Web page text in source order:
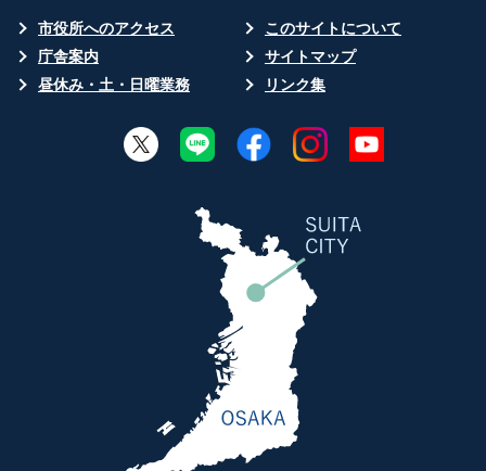
市役所へのアクセス
このサイトについて
庁舎案内
サイトマップ
昼休み・土・日曜業務
リンク集